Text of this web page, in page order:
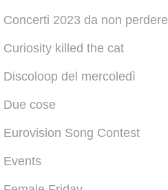
Concerti 2023 da non perdere
Curiosity killed the cat
Discoloop del mercoledì
Due cose
Eurovision Song Contest
Events